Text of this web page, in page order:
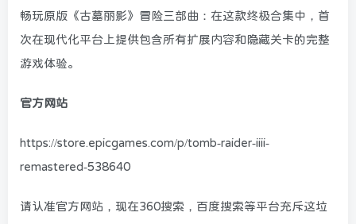
畅玩原版《古墓丽影》冒险三部曲：在这款终极合集中，首
次在现代化平台上提供包含所有扩展内容和隐藏关卡的完整
游戏体验。
官方网站
https://store.epicgames.com/p/tomb-raider-iiii-
remastered-538640
请认准官方网站，现在360搜索，百度搜索等平台充斥这垃